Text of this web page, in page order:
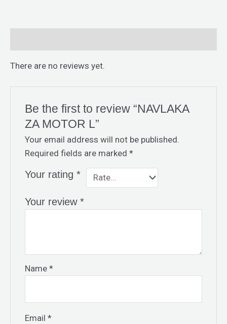
There are no reviews yet.
Be the first to review “NAVLAKA
ZA MOTOR L”
Your email address will not be published.
Required fields are marked*
Your rating*
Your review*
Name*
Email*